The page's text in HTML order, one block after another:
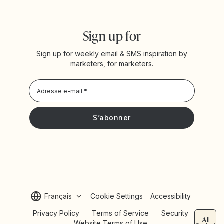
Sign up for
Sign up for weekly email & SMS inspiration by
marketers, for marketers.
Français
Terms of Service
Privacy Policy
Security
Cookie Settings Accessibility